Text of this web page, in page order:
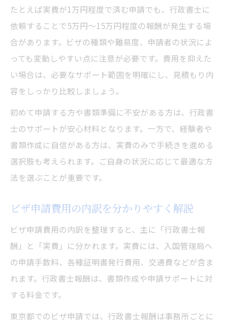
たとえば実費が1万円程度で済む申請でも、行政書士に
依頼することで5万円〜15万円程度の報酬が発生する場
合があります。ビザの種類や難易度、申請者の状況によ
っても変動しやすい点に注意が必要です。費用を抑えた
い場合は、必要なサポート範囲を明確にし、見積もり内
容をしっかり比較しましょう。
初めて申請する方や書類準備に不安がある方は、行政書
士のサポートが安心材料となります。一方で、経験者や
書類作成に自信がある方は、実費のみで手続きを進める
選択肢も考えられます。ご自身の状況に応じて最適な方
法を選ぶことが重要です。
ビザ申請費用の内訳を分かりやすく解説
ビザ申請費用の内訳を整理すると、主に「行政書士報
酬」と「実費」に分かれます。実費には、入国管理局へ
の申請手数料、各種証明書発行費用、交通費などが含ま
れます。行政書士報酬は、書類作成や申請サポートに対
する料金です。
東京都でのビザ申請では、行政書士報酬は事務所ごとに